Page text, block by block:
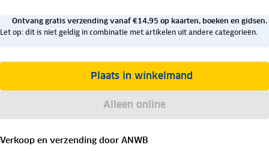
Ontvang gratis verzending vanaf €14,95 op kaarten, boeken en gidsen.
Let op: dit is niet geldig in combinatie met artikelen uit andere categorieën.
Plaats in winkelmand
Alleen online
Verkoop en verzending door ANWB